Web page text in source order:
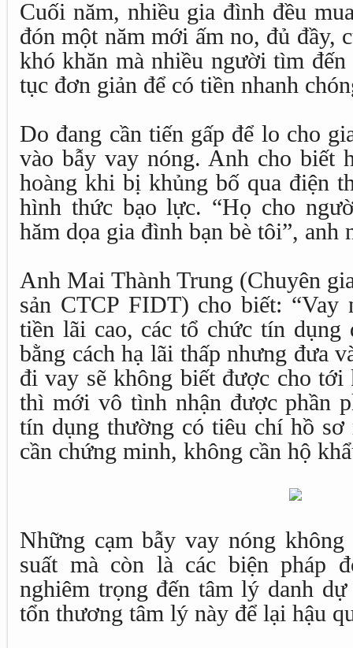
Cuối năm, nhiều gia đình đều
đón một năm mới ấm no, đủ đầy,
khó khăn mà nhiều người tìm
tục đơn giản để có tiền nhanh
Do đang cần tiến gấp để lo cho
vào bẫy vay nóng. Anh cho biết
hoàng khi bị khủng bố qua điện
hình thức bạo lực. “Họ cho
hăm dọa gia đình bạn bè tôi”, anh
Anh Mai Thành Trung (Chuyên
sản CTCP FIDT) cho biết: “Vay
tiền lãi cao, các tổ chức tín dụng
bằng cách hạ lãi thấp nhưng đưa
đi vay sẽ không biết được cho
thì mới vô tình nhận được phần
tín dụng thường có tiêu chí hồ sơ
cần chứng minh, không cần hộ
Những cạm bẫy vay nóng
suất mà còn là các biện pháp
nghiêm trọng đến tâm lý danh
tổn thương tâm lý này để lại hậu